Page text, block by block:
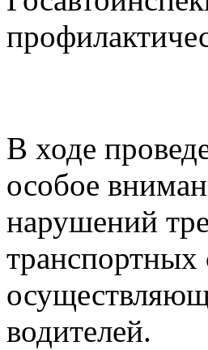
В ходе
особое
нарушений
транспортных
водителей.